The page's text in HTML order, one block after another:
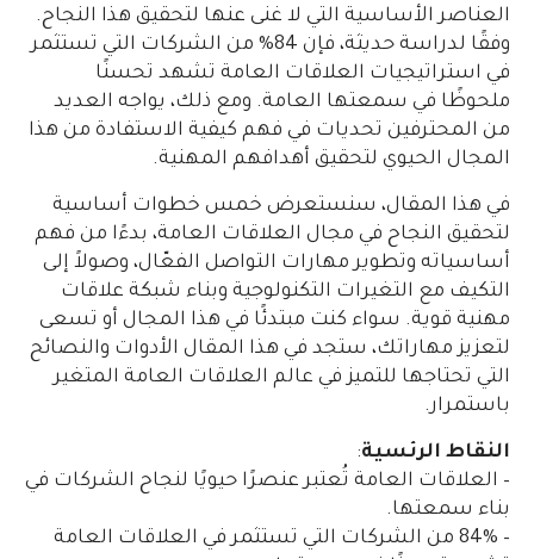
العناصر الأساسية التي لا غنى عنها لتحقيق هذا النجاح.
وفقًا لدراسة حديثة، فإن 84% من الشركات التي تستثمر
في استراتيجيات العلاقات العامة تشهد تحسنًا
ملحوظًا في سمعتها العامة. ومع ذلك، يواجه العديد
من المحترفين تحديات في فهم كيفية الاستفادة من هذا
المجال الحيوي لتحقيق أهدافهم المهنية.
في هذا المقال، سنستعرض خمس خطوات أساسية
لتحقيق النجاح في مجال العلاقات العامة، بدءًا من فهم
أساسياته وتطوير مهارات التواصل الفعّال، وصولاً إلى
التكيف مع التغيرات التكنولوجية وبناء شبكة علاقات
مهنية قوية. سواء كنت مبتدئًا في هذا المجال أو تسعى
لتعزيز مهاراتك، ستجد في هذا المقال الأدوات والنصائح
التي تحتاجها للتميز في عالم العلاقات العامة المتغير
باستمرار.
النقاط الرئسية:
– العلاقات العامة تُعتبر عنصرًا حيويًا لنجاح الشركات في
بناء سمعتها.
– 84% من الشركات التي تستثمر في العلاقات العامة